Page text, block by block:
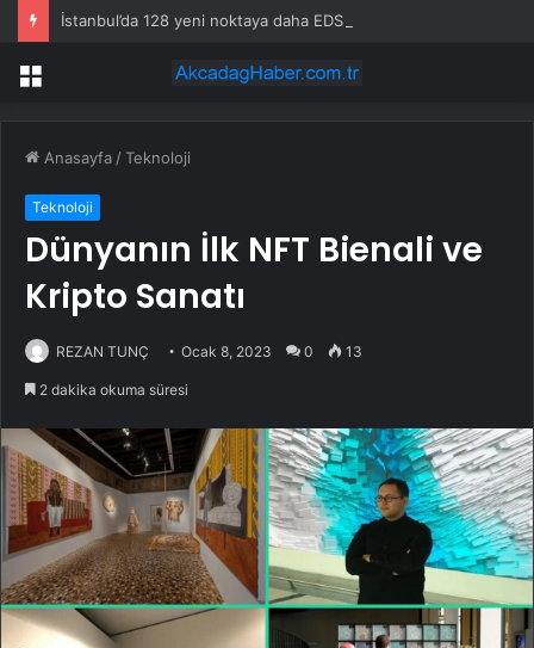
İstanbul’da 128 yeni noktaya daha EDS geliyor
Menü
Anasayfa /Teknoloji
Teknoloji
Dünyanın İlk NFT Bienali ve
Kripto Sanatı
REZAN TUNÇ Ocak 8, 2023 0 13
2 dakika okuma süresi